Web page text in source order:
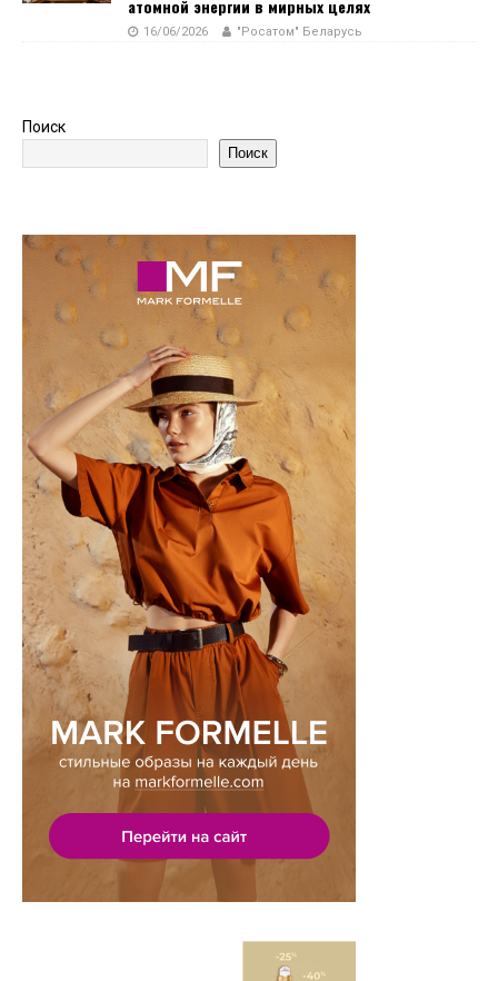
атомной энергии в мирных целях
16/06/2026 "Росатом" Беларусь
Поиск
Поиск